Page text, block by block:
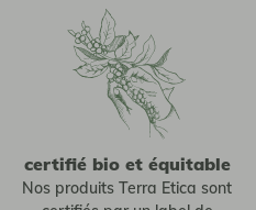
certifié bio et équitable
Nos produits Terra Etica sont